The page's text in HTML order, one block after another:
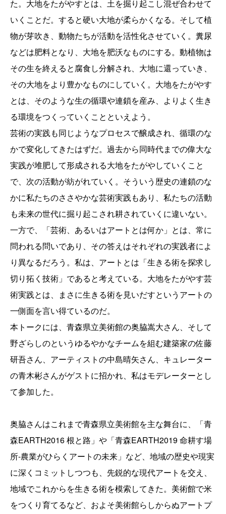
た。大地をたがやすとは、土を掘り起こし混ぜ合わせて
いくことだ。すると硬い大地が柔らかくなる。そして植
物が芽吹き、動物たちが活動を活性化させていく。糞尿
などは肥料となり、大地を肥沃なものにする。動植物は
その生を終えると腐食し分解され、大地に還っていき、
その大地をより豊かなものにしていく。大地をたがやす
とは、そのような生の循環や連鎖を産み、よりよく生き
る環境をつくっていくことといえよう。
芸術の実践も同じようなプロセスで醸成され、循環のな
かで変化してきたはずだ。過去から同時代までの偉大な
実践が堆肥して形成される大地をたがやしていくこと
で、次の活動が紡がれていく。そういう歴史の連鎖のな
かに私たちのささやかな芸術実践もあり、私たちの活動
も未来の世代に掘り起こされ耕されていくに違いない。
一方で、「芸術、あるいはアートとは何か」とは、常に
問われる問いであり、その答えはそれぞれの実践者によ
り異なるだろう。私は、アートとは「生きる術を探求し
切り拓く技術」であると考えている。大地をたがやす芸
術実践とは、まさに生きる術を見いだすというアートの
一側面を言い得ているのだ。
本トークには、青森県立美術館の奥脇嵩大さん、そして
野ざらしのというゆるやかなチームを組む建築家の佐藤
研吾さん、アーティストの中島晴矢さん、キュレーター
の青木彬さんがゲストに招かれ、私はモデレーターとし
て参加した。
奥脇さんはこれまで青森県立美術館を主な舞台に、「青
森EARTH2016 根と路」や「青森EARTH2019 命耕す場
所-農業がひらくアートの未来」など、地域の歴史や現実
に深くコミットしつつも、先鋭的な現代アートを交え、
地域でこれからを生きる術を模索してきた。美術館で米
をつくり育てるなど、およそ美術館らしからぬアートプ